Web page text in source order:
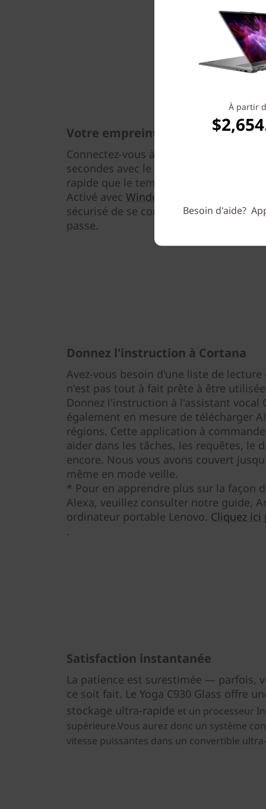
Votre empreinte digitale est votre
Connectez-vous à votre ordinateur
secondes avec le lecteur d’empreinte
rapide que le temps moyen
Activé avec Windows Hello
sécurisé de se connecter aux
passe.
Donnez l'instruction à Cortana
Avez-vous besoin d'une liste de
n'est pas tout à fait prête à être
Donnez l'instruction à l'assistant vocal
également en mesure de télécharger
régions. Cette application à
aider dans les tâches, les requêtes, le
encore. Nous vous avons couvert
même en mode veille.
* Pour en apprendre plus sur la façon
Alexa, veuillez consulter notre guide,
ordinateur portable Lenovo. Cliquez
.
Satisfaction instantanée
La patience est surestimée — parfois,
ce soit fait. Le Yoga C930 Glass offre
stockage ultra-rapide et un processeur
supérieure.Vous aurez donc un système
vitesse puissantes dans un convertible
À partir
Besoin d'aide?